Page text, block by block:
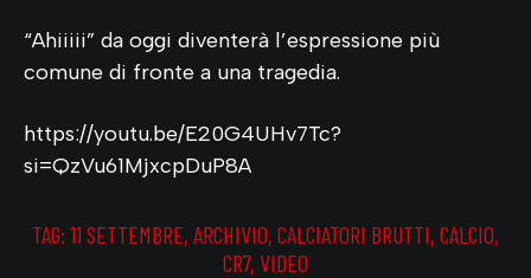
“Ahiiiii” da oggi diventerà l’espressione più
comune di fronte a una tragedia.
https://youtu.be/E20G4UHv7Tc?
si=QzVu61MjxcpDuP8A
TAG: 11 SETTEMBRE, ARCHIVIO, CALCIATORI BRUTTI, CALCIO,
CR7, VIDEO